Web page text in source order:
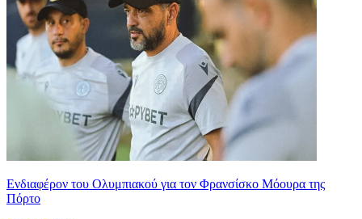
Ενδιαφέρον του Ολυμπιακού για τον Φρανσίσκο Μόουρα της
Πόρτο